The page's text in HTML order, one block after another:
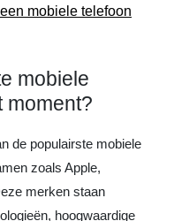
mobiele telefoon
mobiele
moment?
de populairste mobiele
zoals Apple,
merken staan
hoogwaardige